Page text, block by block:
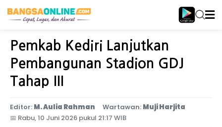
Home Jawa Timur
Pemkab Kediri Lanjutkan
Pembangunan Stadion GDJ
Tahap III
Editor: M. Aulia Rahman Wartawan: Muji Harjita
📅 Rabu, 10 Juni 2026 pukul 21:17 WIB